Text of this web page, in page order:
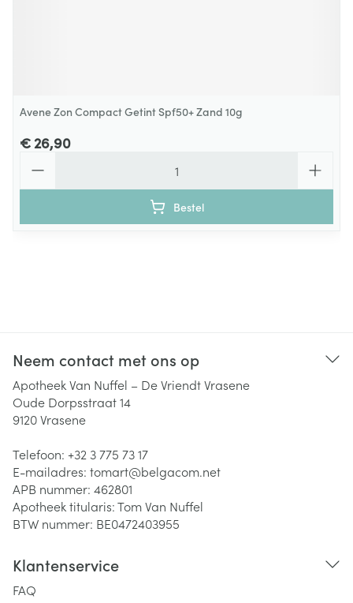
Avene Zon Compact Getint Spf50+ Zand 10g
€ 26,90
Bestel
Neem contact met ons op
Apotheek Van Nuffel – De Vriendt Vrasene
Oude Dorpsstraat 14
9120Vrasene
Telefoon: +32 3 775 73 17
E-mailadres: tomart@belgacom.net
APB nummer: 462801
Apotheek titularis:Tom Van Nuffel
BTW nummer: BE0472403955
Klantenservice
FAQ